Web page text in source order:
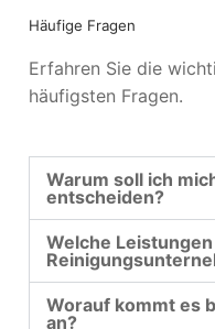
Häufige Fragen
Erfahren Sie die
häufigsten Fragen.
Warum soll ich
entscheiden?
Welche
Worauf kommt es
an?